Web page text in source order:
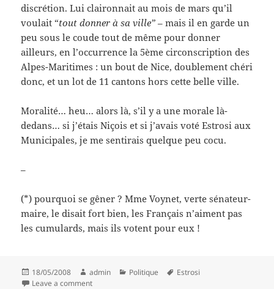
discrétion. Lui claironnait au mois de mars qu’il
voulait “tout donner à sa ville” – mais il en garde un
peu sous le coude tout de même pour donner
ailleurs, en l’occurrence la 5ème circonscription des
Alpes-Maritimes : un bout de Nice, doublement chéri
donc, et un lot de 11 cantons hors cette belle ville.
Moralité… heu… alors là, s’il y a une morale là-
dedans… si j’étais Niçois et si j’avais voté Estrosi aux
Municipales, je me sentirais quelque peu cocu.
–
(*) pourquoi se gêner ? Mme Voynet, verte sénateur-
maire, le disait fort bien, les Français n’aiment pas
les cumulards, mais ils votent pour eux !
Posted
on
18/05/2008 Author
admin Categories
Politique Tags
Estrosi
Leave a commenton Aux niçois qui mal y pensent